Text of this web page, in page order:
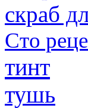
скраб
Сто
тинт
тушь